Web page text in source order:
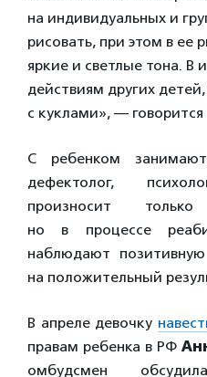
на индивидуальных и
рисовать, при этом в ее
яркие и светлые тона. В
действиям других
с куклами», —
С ребенком
дефектолог,
произносит
но в процессе
наблюдают
на положительный
В апреле девочку
правам ребенка в РФ
омбудсмен